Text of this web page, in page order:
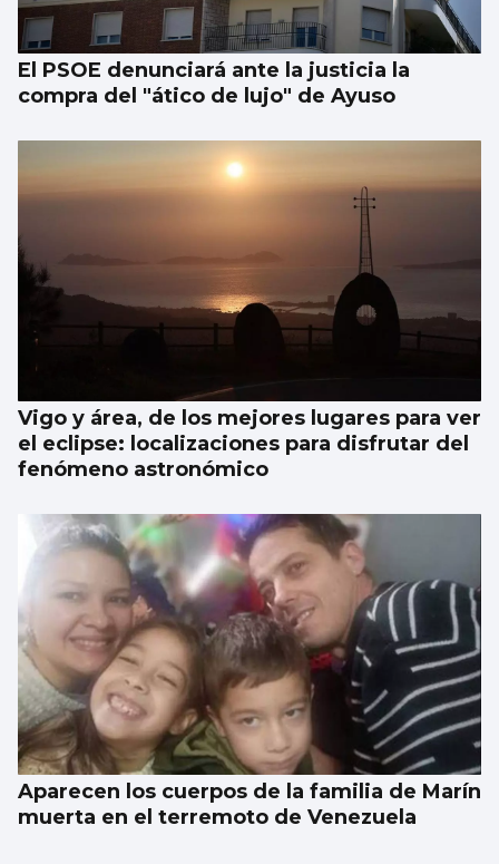
El PSOE denunciará ante la justicia la
compra del "ático de lujo" de Ayuso
Vigo y área, de los mejores lugares para ver
el eclipse: localizaciones para disfrutar del
fenómeno astronómico
Aparecen los cuerpos de la familia de Marín
muerta en el terremoto de Venezuela